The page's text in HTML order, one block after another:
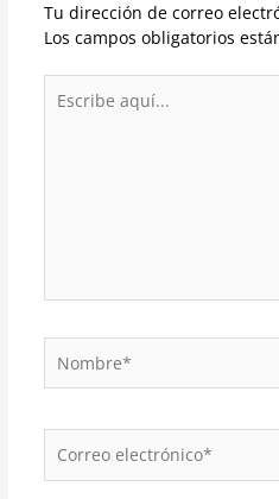
Tu dirección de correo
Los campos obligatorios